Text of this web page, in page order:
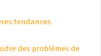
tendances
des problèmes de